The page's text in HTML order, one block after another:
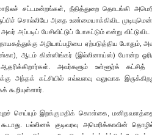
சட்டமன்றங்கள், நீதித்துறை தொடங்கி
சொல்லியே அதை உண்மையாக்கிவிட முடியுமென்று
அப்படிப் பேசிவிட்டுப் போகட்டும் என்று விட்டுவிட
அழியாப்பழியை ஏற்படுத்திய போதும்,
ஆடம் கின்ஸிங்கர் (இல்லினாய்ஸ்) போன்ற
அவர்களும் உள்ளூர்க்
அந்தக் கட்சியில் எவ்வளவு வலுவாக
கூறியுள்ளார்.
செய்யும் இறக்குமதிக் கொள்கை, மனிதவளத்தை
பல்லினக் குடிவரவு அமெரிக்காவின்